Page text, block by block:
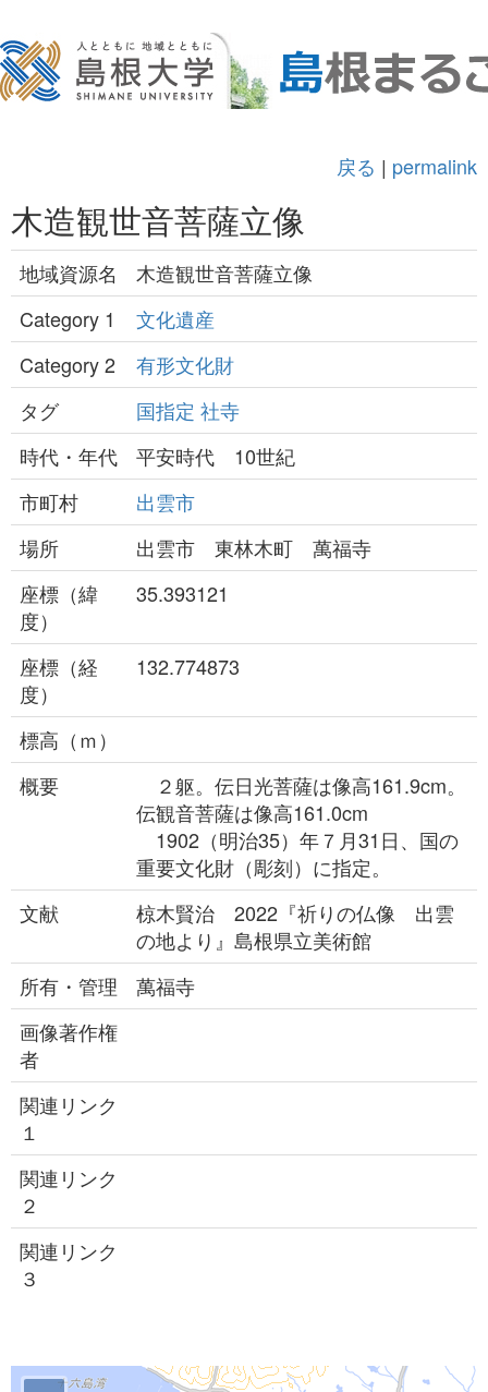
戻る | permalink
木造観世音菩薩立像
地域資源名
木造観世音菩薩立像
Category 1
文化遺産
Category 2
有形文化財
タグ
国指定 社寺
時代・年代
平安時代 10世紀
市町村
出雲市
場所
出雲市 東林木町 萬福寺
座標（緯
度）
35.393121
座標（経
度）
132.774873
標高（ｍ）
概要
２躯。伝日光菩薩は像高161.9cm。
伝観音菩薩は像高161.0cm
1902（明治35）年７月31日、国の
重要文化財（彫刻）に指定。
文献
椋木賢治 2022『祈りの仏像 出雲
の地より』島根県立美術館
所有・管理
萬福寺
画像著作権
者
関連リンク
１
関連リンク
２
関連リンク
３